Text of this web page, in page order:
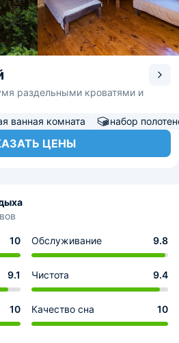
раздельными кроватями и
ванная комната набор
ЦЕНЫ
10 Обслуживание 9.8
9.1 Чистота 9.4
10 Качество сна 10